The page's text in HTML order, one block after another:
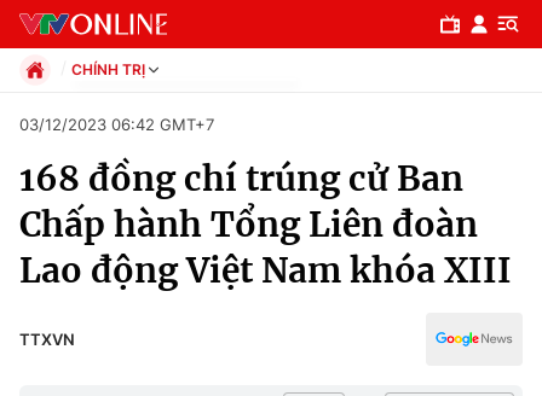
Chuyên mục
Chính trị
CHÍNH TRỊ
Xã hội
Pháp luật
Kinh tế
Thể thao
Truyền hình
Văn hóa - Giải trí
03/12/2023 06:42 GMT+7
168 đồng chí trúng cử Ban
Chấp hành Tổng Liên đoàn
Lao động Việt Nam khóa XIII​
TTXVN